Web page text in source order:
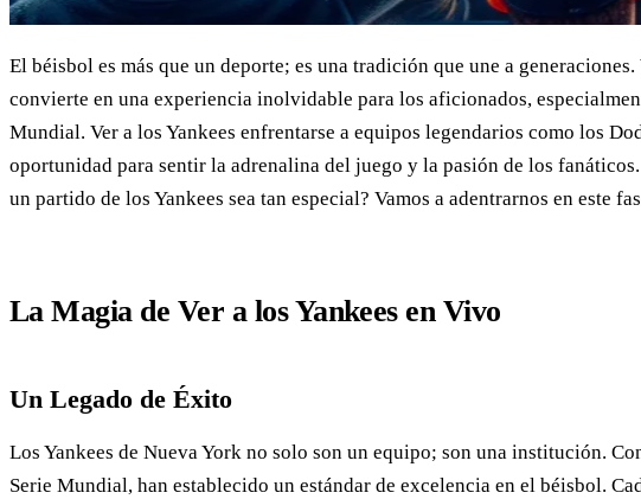
El béisbol es más que un deporte; es una tradición que une a generaciones.
convierte en una experiencia inolvidable para los aficionados,
Mundial. Ver a los Yankees enfrentarse a equipos legendarios como los
oportunidad para sentir la adrenalina del juego y la pasión de los fanáticos.
un partido de los Yankees sea tan especial? Vamos a adentrarnos en este
La Magia de Ver a los Yankees en Vivo
Un Legado de Éxito
Los Yankees de Nueva York no solo son un equipo; son una institución.
Serie Mundial, han establecido un estándar de excelencia en el béisbol.